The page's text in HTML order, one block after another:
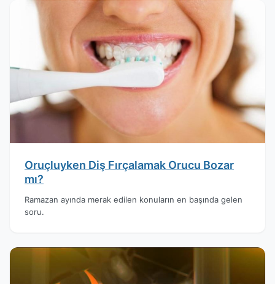
Oruçluyken Diş Fırçalamak Orucu Bozar
mı?
Ramazan ayında merak edilen konuların en başında gelen
soru.